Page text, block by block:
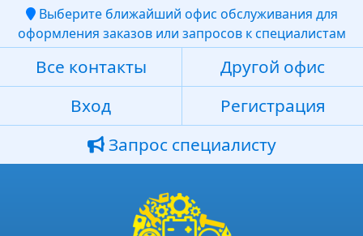
Выберите ближайший офис обслуживания для
оформления заказов или запросов к специалистам
Все контакты
Другой офис
Вход
Регистрация
Запрос специалисту